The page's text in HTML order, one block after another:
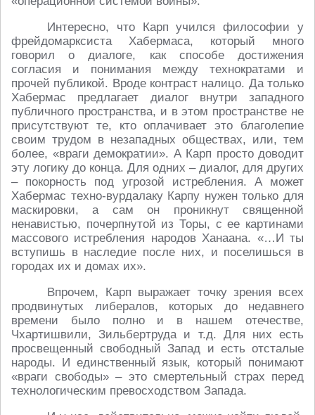
Интересно, что Карп учился философии у
фрейдомарксиста Хабермаса, который много
говорил о диалоге, как способе достижения
согласия и понимания между технократами и
прочей публикой. Вроде контраст налицо. Да только
Хабермас предлагает диалог внутри западного
публичного пространства, и в этом пространстве не
присутствуют те, кто оплачивает это благолепие
своим трудом в незападных обществах, или, тем
более, «враги демократии». А Карп просто доводит
эту логику до конца. Для одних – диалог, для других
– покорность под угрозой истребления. А может
Хабермас техно-вурдалаку Карпу нужен только для
маскировки, а сам он проникнут священной
ненавистью, почерпнутой из Торы, с ее картинами
массового истребления народов Ханаана. «…И ты
вступишь в наследие после них, и поселишься в
городах их и домах их».
Впрочем, Карп выражает точку зрения всех
продвинутых либералов, которых до недавнего
времени было полно и в нашем отечестве,
Чхартишвили, Зильбертруда и т.д. Для них есть
просвещенный свободный Запад и есть отсталые
народы. И единственный язык, который понимают
«враги свободы» – это смертельный страх перед
технологическим превосходством Запада.